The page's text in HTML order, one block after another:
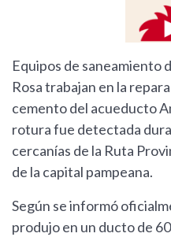
Equipos de saneamiento
Rosa trabajan en la
cemento del acueducto
rotura fue detectada
cercanías de la Ruta
de la capital pampeana.
Según se informó
produjo en un ducto de